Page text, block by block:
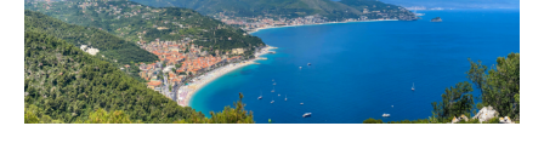
German
English
Spanish